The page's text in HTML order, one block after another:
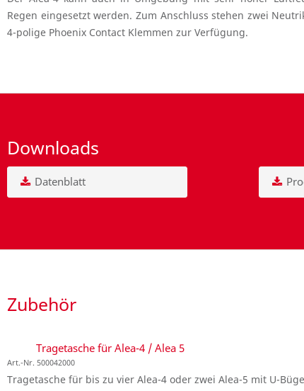
Regen eingesetzt werden. Zum Anschluss stehen zwei
4-polige Phoenix Contact Klemmen zur Verfügung.
Downloads
Datenblatt
Zubehör
Tragetasche für Alea-4 / Alea 5
Art.-Nr. 500042000
Tragetasche für bis zu vier Alea-4 oder zwei Alea-5 mit U-